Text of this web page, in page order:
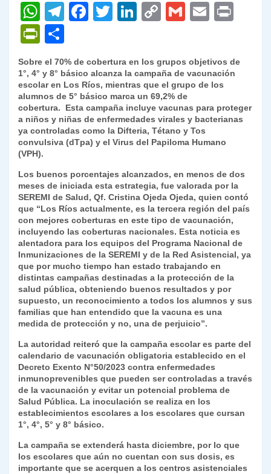
W
h
at
s
A
p
p
T
gr
a
m
F
e
b
o
o
k
T
er
Li
e
dI
n
C
y
Li
n
k
G
l
E
l
P
ri
nt
Fr
ie
n
dl
y
o
m
p
ar
tir
Sobre el 70% de cobertura en los grupos objetivos de
1°, 4° y 8° básico alcanza la campaña de vacunación
escolar en Los Ríos, mientras que el grupo de los
alumnos de 5° básico marca un 69,2% de
cobertura. Esta campaña incluye vacunas para proteger
a niños y niñas de enfermedades virales y bacterianas
ya controladas como la Difteria, Tétano y Tos
convulsiva (dTpa) y el Virus del Papiloma Humano
(VPH).
Los buenos porcentajes alcanzados, en menos de dos
meses de iniciada esta estrategia, fue valorada por la
SEREMI de Salud, Qf. Cristina Ojeda Ojeda, quien contó
que “Los Ríos actualmente, es la tercera región del país
con mejores coberturas en este tipo de vacunación,
incluyendo las coberturas nacionales. Esta noticia es
alentadora para los equipos del Programa Nacional de
Inmunizaciones de la SEREMI y de la Red Asistencial, ya
que por mucho tiempo han estado trabajando en
distintas campañas destinadas a la protección de la
salud pública, obteniendo buenos resultados y por
supuesto, un reconocimiento a todos los alumnos y sus
familias que han entendido que la vacuna es una
medida de protección y no, una de perjuicio”.
La autoridad reiteró que la campaña escolar es parte del
calendario de vacunación obligatoria establecido en el
Decreto Exento N°50/2023 contra enfermedades
inmunoprevenibles que pueden ser controladas a través
de la vacunación y evitar un potencial problema de
Salud Pública. La inoculación se realiza en los
establecimientos escolares a los escolares que cursan
1°, 4°, 5° y 8° básico.
La campaña se extenderá hasta diciembre, por lo que
los escolares que aún no cuentan con sus dosis, es
importante que se acerquen a los centros asistenciales